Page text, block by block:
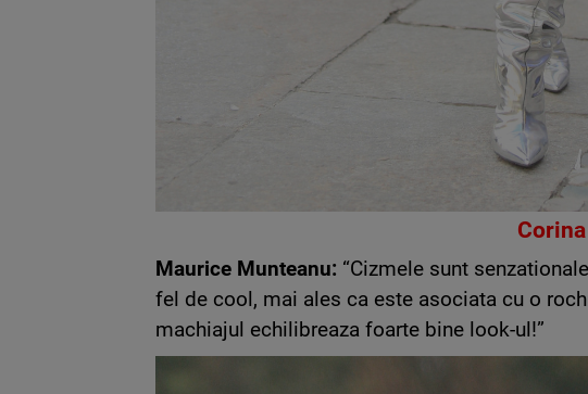
Corina
Maurice Munteanu: “Cizmele sunt
fel de cool, mai ales ca este asociata cu o
machiajul echilibreaza foarte bine look-ul!”